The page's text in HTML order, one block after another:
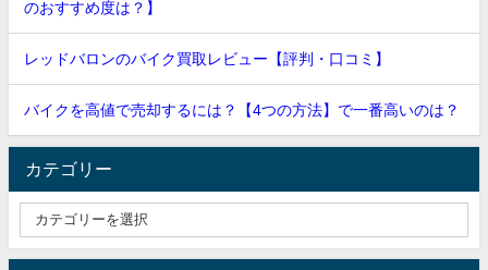
のおすすめ度は？】
レッドバロンのバイク買取レビュー【評判・口コミ】
バイクを高値で売却するには？【4つの方法】で一番高いのは？
カテゴリー